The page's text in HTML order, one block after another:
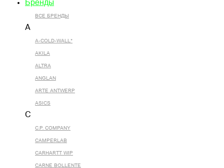
Бренды
ВСЕ БРЕНДЫ
A
A-COLD-WALL*
AKILA
ALTRA
ANGLAN
ARTE ANTWERP
ASICS
C
C.P. COMPANY
CAMPERLAB
CARHARTT WIP
CARNE BOLLENTE